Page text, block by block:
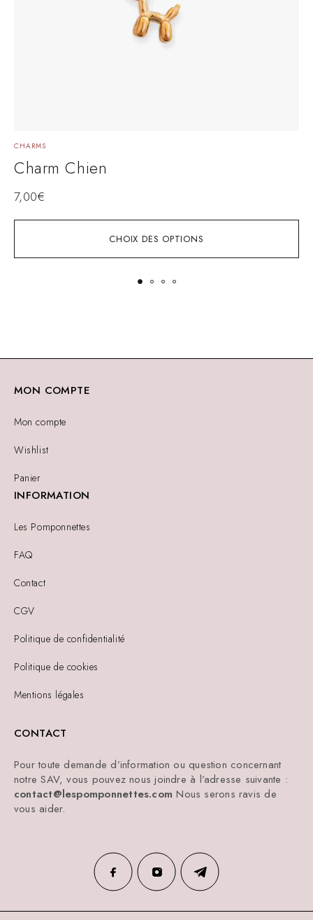
CHOIX DES OPTIONS
CHARMS
Charm Chien
7,00€
MON COMPTE
Mon compte
Wishlist
Panier
INFORMATION
Les Pomponnettes
FAQ
Contact
CGV
Politique de confidentialité
Politique de cookies
Mentions légales
CONTACT
Pour toute demande d’information ou question concernant
notre SAV, vous pouvez nous joindre à l’adresse suivante :
contact@lespomponnettes.comNous serons ravis de
vous aider.